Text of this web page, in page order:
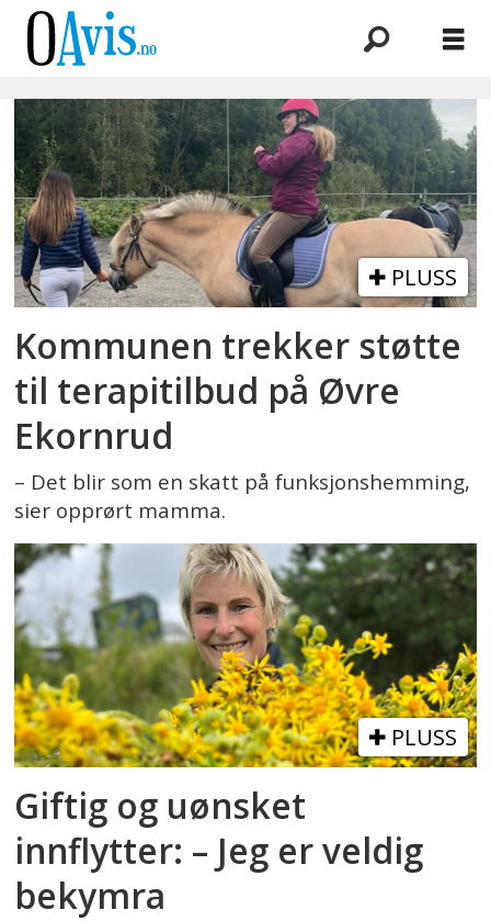
Emne:
søndre
ås
PLUSS
Kommunen trekker støtte
til terapitilbud på Øvre
Ekornrud
– Det blir som en skatt på funksjonshemming,
sier opprørt mamma.
PLUSS
Giftig og uønsket
innflytter: – Jeg er veldig
bekymra